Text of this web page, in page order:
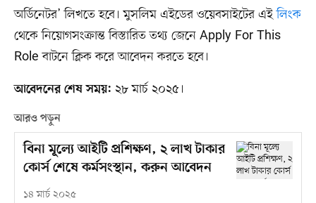
অর্ডিনেটর’ লিখতে হবে। মুসলিম এইডের ওয়েবসাইটের এইলিংক
থেকে নিয়োগসংক্রান্ত বিস্তারিত তথ্য জেনে Apply For This
Role বাটনে ক্লিক করে আবেদন করতে হবে।
আবেদনের শেষ সময়: ২৮ মার্চ ২০২৫।
আরও পড়ুন
বিনা মূল্যে আইটি প্রশিক্ষণ, ২ লাখ টাকার
কোর্স শেষে কর্মসংস্থান, করুন আবেদন
১৪ মার্চ ২০২৫